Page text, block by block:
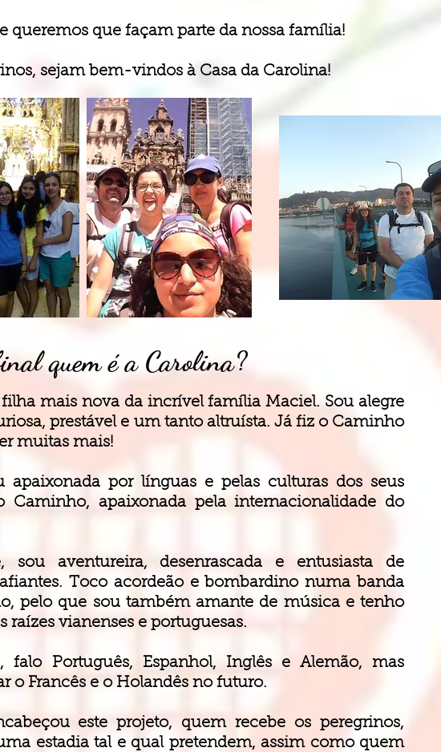
queremos que façam parte da nossa família!
sejam bem-vindos à Casa da Carolina!
quem é a Carolina?
mais nova da incrível família Maciel. Sou alegre
prestável e um tanto altruísta. Já fiz o Caminho
muitas mais!
apaixonada por línguas e pelas culturas dos seus
Caminho, apaixonada pela internacionalidade do
sou aventureira, desenrascada e entusiasta de
Toco acordeão e bombardino numa banda
pelo que sou também amante de música e tenho
vianenses e portuguesas.
falo Português, Espanhol, Inglês e Alemão, mas
o Francês e o Holandês no futuro.
este projeto, quem recebe os peregrinos,
estadia tal e qual pretendem, assim como quem